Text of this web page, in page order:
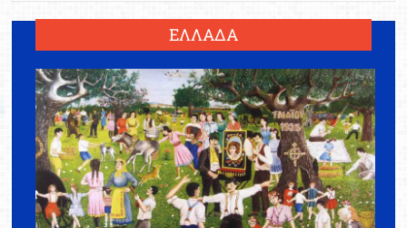
ΕΛΛΑΔΑ